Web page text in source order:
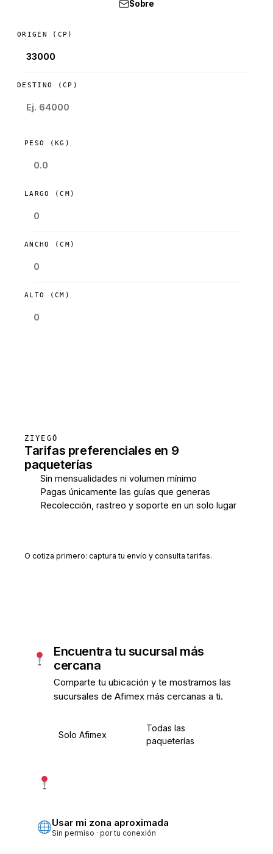
Sobre
ORIGEN (CP)
DESTINO (CP)
PESO (KG)
LARGO (CM)
ANCHO (CM)
ALTO (CM)
ZIYEGÓ
Tarifas preferenciales en 9
paqueterías
Sin mensualidades ni volumen mínimo
Pagas únicamente las guías que generas
Recolección, rastreo y soporte en un solo lugar
O cotiza primero: captura tu envío y consulta tarifas.
Encuentra tu sucursal más
cercana
Comparte tu ubicación y te mostramos las
sucursales de Afimex más cercanas a ti.
Solo Afimex
Todas las
paqueterías
Usar mi zona aproximada
Sin permiso · por tu conexión